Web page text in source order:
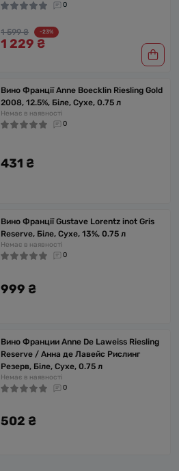
0
1 599 ₴ -23%
1 229 ₴
Вино Франції Anne Boecklin Riesling Gold
2008, 12.5%, Біле, Сухе, 0.75 л
Немає в наявності
0
431 ₴
Вино Франції Gustave Lorentz inot Gris
Reserve, Біле, Сухе, 13%, 0.75 л
Немає в наявності
0
999 ₴
Вино Франции Anne De Laweiss Riesling
Reserve / Анна де Лавейс Рислинг
Резерв, Біле, Сухе, 0.75 л
Немає в наявності
0
502 ₴